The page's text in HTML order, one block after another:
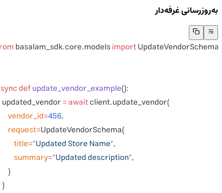
به‌روزرسانی غرفه‌دار
from basalam_sdk.core.models import
async def update_vendor_example():
    updated_vendor
= await client.update_vendor(
        vendor_id
=456
        request
=UpdateVendorSchema(
            title
="Updated Store Name"
            summary
="Updated description"
        )
    )